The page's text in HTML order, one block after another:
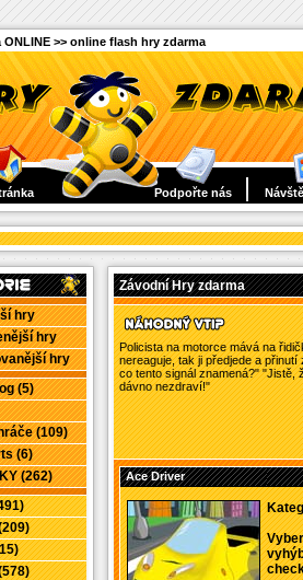
ONLINE >> online flash hry zdarma
Podpořte nás
hry
hry
hry
(5)
(109)
(6)
(262)
Závodní Hry zdarma
Policista na motorce mává na
nereaguje, tak ji předjede a
co tento signál znamená?" "Jistě,
dávno nezdraví!"
Ace Driver